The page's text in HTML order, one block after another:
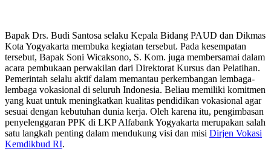
Bapak Drs. Budi Santosa selaku Kepala Bidang PAUD dan Dikmas
Kota Yogyakarta membuka kegiatan tersebut. Pada kesempatan
tersebut, Bapak Soni Wicaksono, S. Kom. juga membersamai dalam
acara pembukaan perwakilan dari Direktorat Kursus dan Pelatihan.
Pemerintah selalu aktif dalam memantau perkembangan lembaga-
lembaga vokasional di seluruh Indonesia. Beliau memiliki komitmen
yang kuat untuk meningkatkan kualitas pendidikan vokasional agar
sesuai dengan kebutuhan dunia kerja. Oleh karena itu, pengimbasan
penyelenggaran PPK di LKP Alfabank Yogyakarta merupakan salah
satu langkah penting dalam mendukung visi dan misi Dirjen Vokasi
Kemdikbud RI.